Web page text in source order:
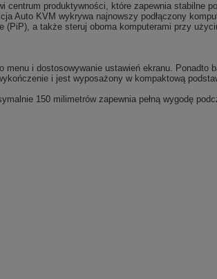
centrum produktywności, które zapewnia stabilne
Auto KVM wykrywa najnowszy podłączony
a także steruj oboma komputerami przy
i dostosowywanie ustawień ekranu. Ponadto
i jest wyposażony w kompaktową
150 milimetrów zapewnia pełną wygodę